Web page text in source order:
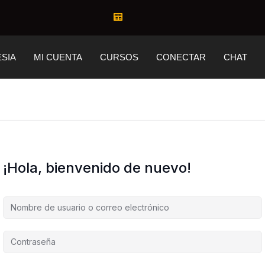
MI CUENTA CURSOS CONECTAR CHAT
¡Hola, bienvenido de nuevo!